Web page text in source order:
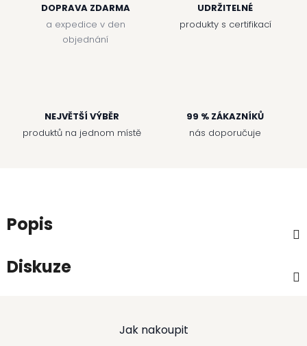
DOPRAVA ZDARMA
a expedice v den
objednání
UDRŽITELNÉ
produkty s certifikací
NEJVĚTŠÍ VÝBĚR
produktů na jednom místě
99 % ZÁKAZNÍKŮ
nás doporučuje
Popis
Diskuze
Jak nakoupit